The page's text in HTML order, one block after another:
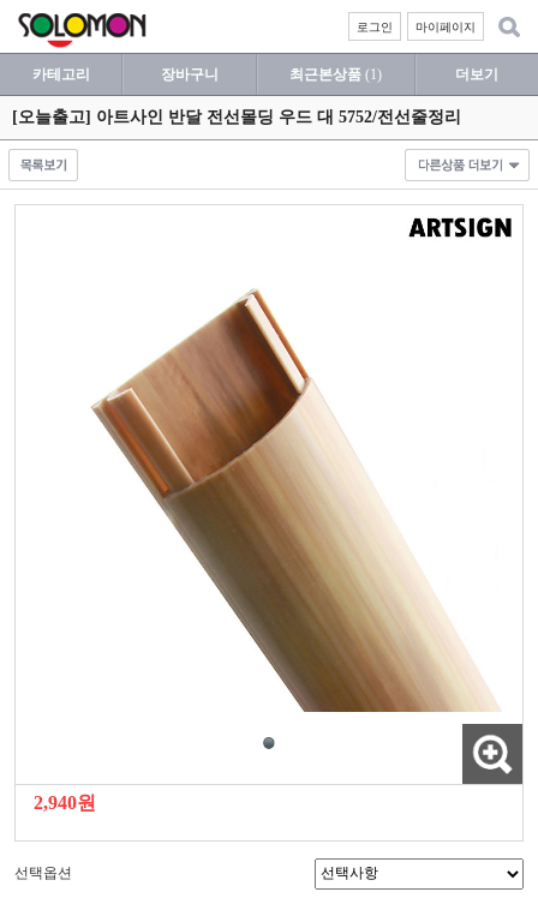
마이페이지
로그인
카테고리 장바구니 최근본상품 (1) 더보기
[오늘출고] 아트사인 반달 전선몰딩 우드 대 5752/전선줄정리
2,940원
선택옵션